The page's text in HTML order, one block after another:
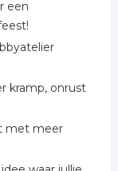
een
kramp, onrust
met meer